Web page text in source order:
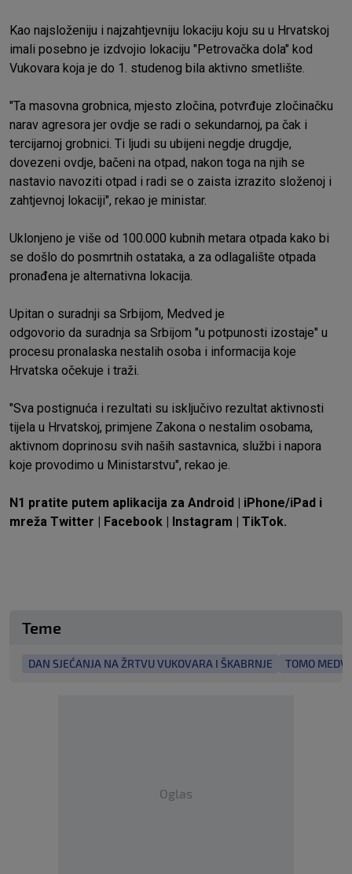
Kao najsloženiju i najzahtjevniju lokaciju koju su u Hrvatskoj
imali posebno je izdvojio lokaciju "Petrovačka dola" kod
Vukovara koja je do 1. studenog bila aktivno smetlište.
"Ta masovna grobnica, mjesto zločina, potvrđuje zločinačku
narav agresora jer ovdje se radi o sekundarnoj, pa čak i
tercijarnoj grobnici. Ti ljudi su ubijeni negdje drugdje,
dovezeni ovdje, bačeni na otpad, nakon toga na njih se
nastavio navoziti otpad i radi se o zaista izrazito složenoj i
zahtjevnoj lokaciji", rekao je ministar.
Uklonjeno je više od 100.000 kubnih metara otpada kako bi
se došlo do posmrtnih ostataka, a za odlagalište otpada
pronađena je alternativna lokacija.
Upitan o suradnji sa Srbijom, Medved je
odgovorio da suradnja sa Srbijom "u potpunosti izostaje" u
procesu pronalaska nestalih osoba i informacija koje
Hrvatska očekuje i traži.
"Sva postignuća i rezultati su isključivo rezultat aktivnosti
tijela u Hrvatskoj, primjene Zakona o nestalim osobama,
aktivnom doprinosu svih naših sastavnica, službi i napora
koje provodimo u Ministarstvu", rekao je.
N1 pratite putem aplikacija za Android | iPhone/iPad i
mreža Twitter | Facebook | Instagram | TikTok.
Teme
DAN SJEĆANJA NA ŽRTVU VUKOVARA I ŠKABRNJE TOMO
Oglas